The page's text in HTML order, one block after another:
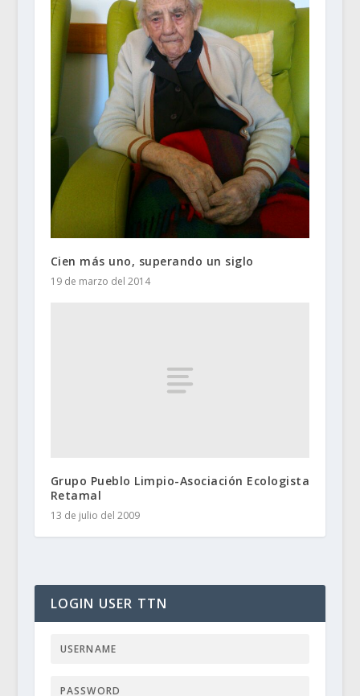
Cien más uno, superando un siglo
19 de marzo del 2014
Grupo Pueblo Limpio-Asociación Ecologista
Retamal
13 de julio del 2009
LOGIN USER TTN